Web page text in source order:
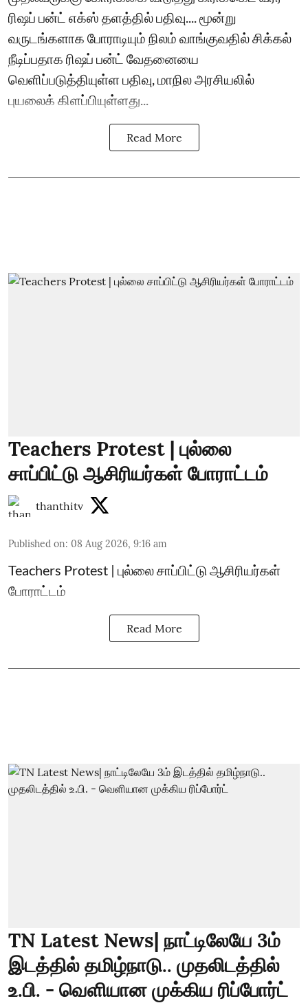
ரிஷப் பன்ட் எக்ஸ் தளத்தில் பதிவு.... மூன்று
வருடங்களாக போராடியும் நிலம் வாங்குவதில் சிக்கல்
நீடிப்பதாக ரிஷப் பன்ட் வேதனையை
வெளிப்படுத்தியுள்ள பதிவு, மாநில அரசியலில்
புயலைக் கிளப்பியுள்ளது...
Read More
Teachers Protest | புல்லை
சாப்பிட்டு ஆசிரியர்கள் போராட்டம்
thanthitv
Published on: 08 Aug 2026, 9:16 am
Teachers Protest | புல்லை சாப்பிட்டு ஆசிரியர்கள்
போராட்டம்
Read More
TN Latest News| நாட்டிலேயே 3ம்
இடத்தில் தமிழ்நாடு.. முதலிடத்தில்
உ.பி. - வெளியான முக்கிய ரிப்போர்ட்